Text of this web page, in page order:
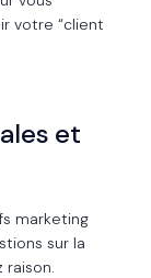
votre “client
et
marketing
sur la